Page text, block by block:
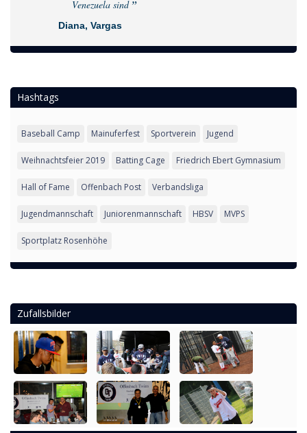
Venezuela sind
Diana, Vargas
Hashtags
Baseball Camp Mainuferfest Sportverein Jugend
Weihnachtsfeier 2019 Batting Cage Friedrich Ebert Gymnasium
Hall of Fame Offenbach Post Verbandsliga
Jugendmannschaft Juniorenmannschaft HBSV MVPS
Sportplatz Rosenhöhe
Zufallsbilder